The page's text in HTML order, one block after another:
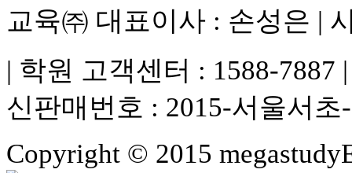
교육㈜ 대표이사 : 손성은 |
| 학원 고객센터 : 1588-
신판매번호 : 2015-서울서
Copyright © 2015